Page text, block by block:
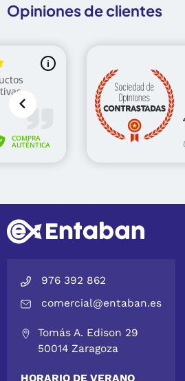
Opiniones de clientes
976 392 862
comercial@entaban.es
Tomás A. Edison 29
50014 Zaragoza
HORARIO DE VERANO